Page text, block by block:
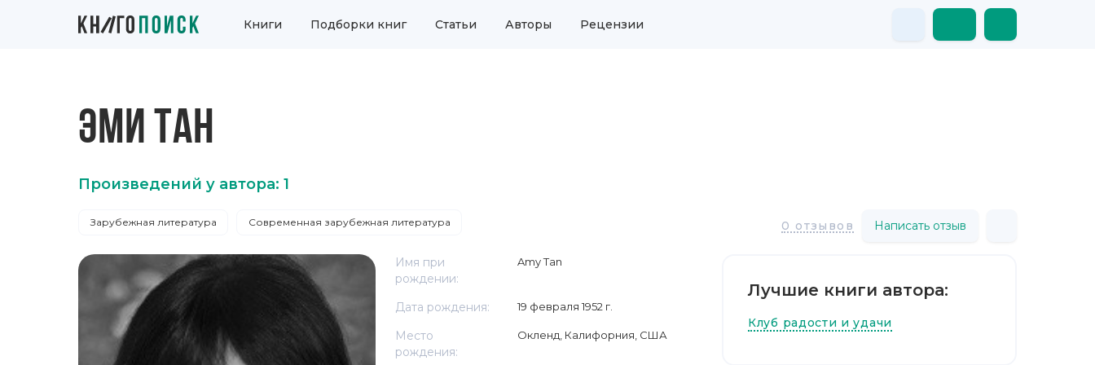
Книги Подборки книг Статьи Авторы Рецензии
ЭМИ ТАН
Произведений у автора: 1
Зарубежная литература Современная зарубежная литература 0 отзывов Написать отзыв
Имя при
рождении:
Amy Tan
Дата рождения: 19 февраля 1952 г.
Место
рождения:
Окленд, Калифорния, США
Лучшие книги автора:
Клуб радости и удачи